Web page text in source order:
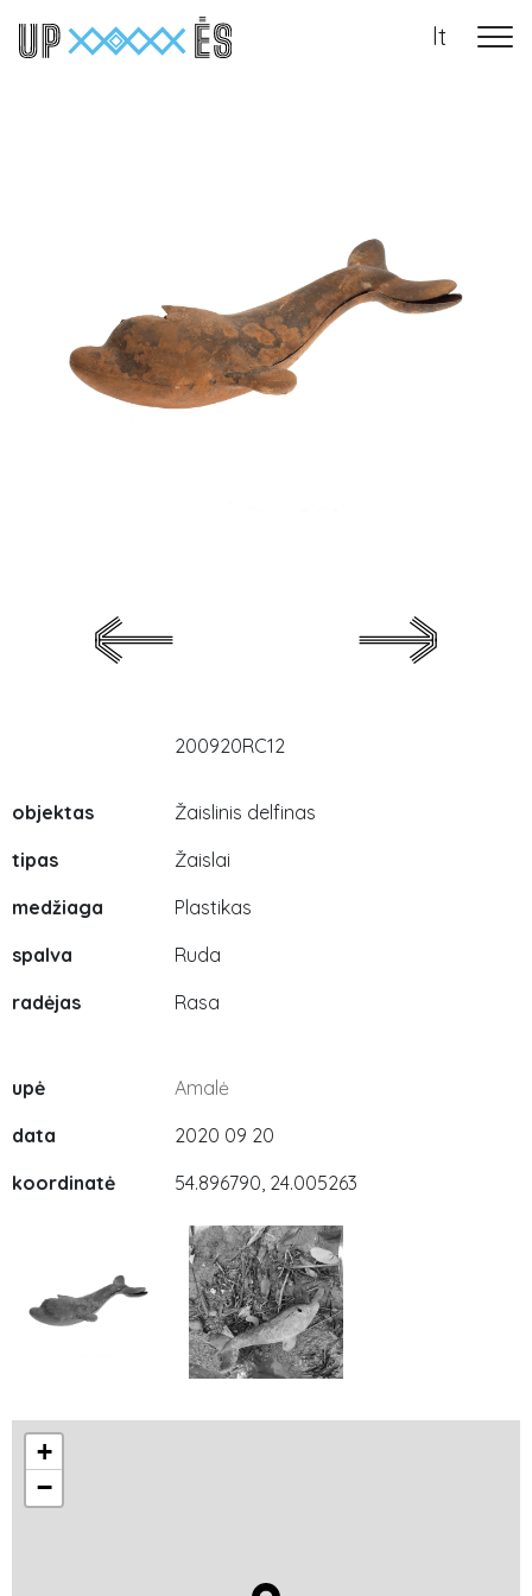
Main Navigation lt
200920RC12
objektas
Žaislinis delfinas
tipas
Žaislai
medžiaga
Plastikas
spalva
Ruda
radėjas
Rasa
upė
Amalė
data
2020 09 20
koordinatė
54.896790, 24.005263
+
−